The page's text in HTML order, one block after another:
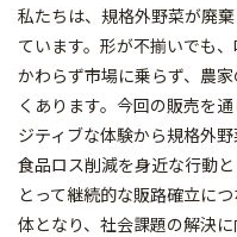
私たちは、規格外野菜が廃
ています。形が不揃いでも
かわらず市場に乗らず、農
くあります。今回の販売を
ジティブな体験から規格外
食品ロス削減を身近な行動
とって継続的な販路確立に
体となり、社会課題の解決